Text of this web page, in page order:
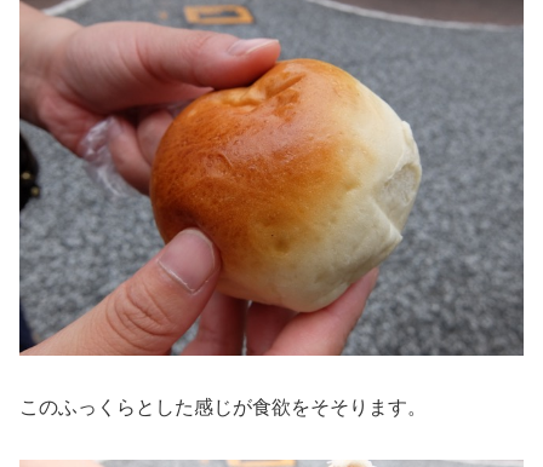
このふっくらとした感じが食欲をそそります。